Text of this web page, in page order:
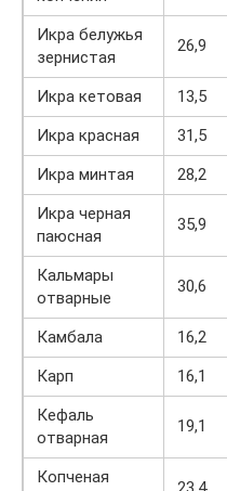
Икра белужья
зернистая
26,9
Икра кетовая 13,5
Икра красная
31,5
Икра минтая
28,2
Икра черная
паюсная
35,9
Кальмары
отварные
30,6
Камбала 16,2
Карп
16,1
Кефаль
отварная
19,1
Копченая